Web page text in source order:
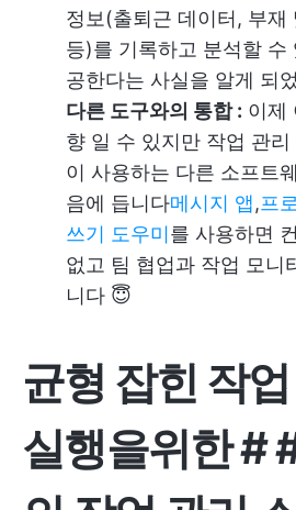
정보(출퇴근 데이터, 부재
등)를 기록하고 분석할 수
공한다는 사실을 알게 되
다른 도구와의 통합 : 이제
향 일 수 있지만 작업 관
이 사용하는 다른 소프트
음에 듭니다메시지 앱,프
쓰기 도우미를 사용하면
없고 팀 협업과 작업 모니
니다 😇
균형 잡힌 작
실행을위한 #